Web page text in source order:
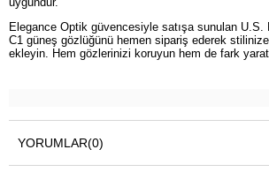
Elegance Optik güvencesiyle satışa sunulan
C1 güneş gözlüğünü hemen sipariş ederek
ekleyin. Hem gözlerinizi koruyun hem de fark
YORUMLAR(0)